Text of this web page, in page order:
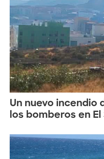
Un nuevo incendio
los bomberos en